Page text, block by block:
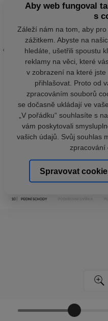
Aby web fungoval
s
Záleží nám na tom, aby
zážitkem. Abyste na
hledáte, ušetřili spoustu
reklamy na věci, které
v zobrazení na které
přihlašovat. Proto od
zpracováním souborů
se dočasně ukládají ve
„V pořádku“ souhlasíte s
vám poskytovali
vašich údajů. Svůj souhlas
zpracování
Spravovat